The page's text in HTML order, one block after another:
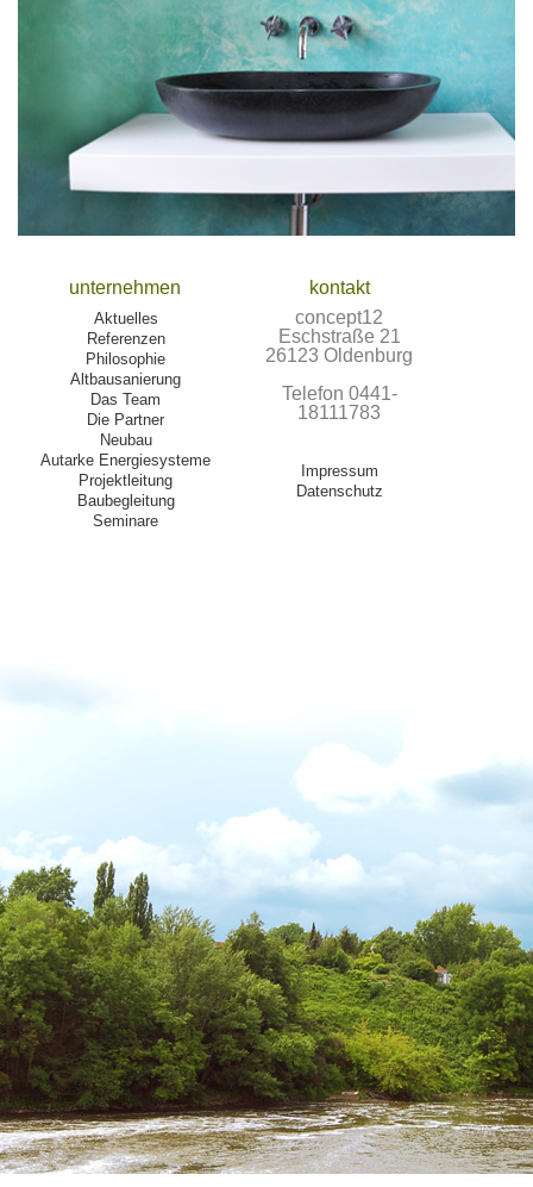
unternehmen
Aktuelles
Referenzen
Philosophie
Altbausanierung
Das Team
Die Partner
Neubau
Autarke Energiesysteme
Projektleitung
Baubegleitung
Seminare
kontakt
concept12
Eschstraße 21
26123 Oldenburg
Telefon 0441-
18111783
Impressum
Datenschutz